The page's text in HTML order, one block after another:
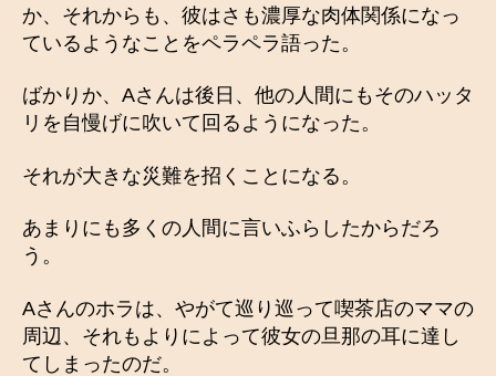
か、それからも、彼はさも濃厚な肉体関係になっ
ているようなことをペラペラ語った。
ばかりか、Aさんは後日、他の人間にもそのハッタ
リを自慢げに吹いて回るようになった。
それが大きな災難を招くことになる。
あまりにも多くの人間に言いふらしたからだろ
う。
Aさんのホラは、やがて巡り巡って喫茶店のママの
周辺、それもよりによって彼女の旦那の耳に達し
てしまったのだ。